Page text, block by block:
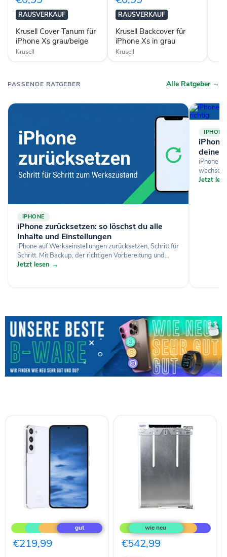
iPhone
Xs
grau/beige
RAUSVERKAUF
Krusell Cover Tanum für
iPhone Xs grau/beige
Krusell
Xs
in
grau
RAUSVERKAUF
Krusell Backcover für
iPhone Xs in grau
Krusell
PASSENDE RATGEBER Alle Ratgeber →
IPHONE
iPhone zurücksetzen: so löschst du alle
Inhalte und Einstellungen
iPhone auf Werkseinstellungen zurücksetzen, Schritt für
Schritt. Mit Backup, der richtigen Vorbereitung und...
Jetzt lesen →
IPHONE
deine
iPhone
Jetzt
Galaxy
S22
5G
Dual-
€219,99
IRc
3920
Plus
Kühlschrank
€542,99